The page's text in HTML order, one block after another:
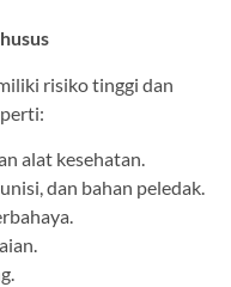
risiko tinggi dan
alat kesehatan.
dan bahan peledak.